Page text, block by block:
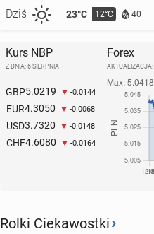
Dziś 23°C 12°C 40
Kurs NBP
Z DNIA: 6 SIERPNIA
GBP5.0219 -0.0144
EUR4.3050 -0.0068
USD3.7320 -0.0148
CHF4.6080 -0.0164
Forex
AKTUALIZACJA:
Rolki Ciekawostki›